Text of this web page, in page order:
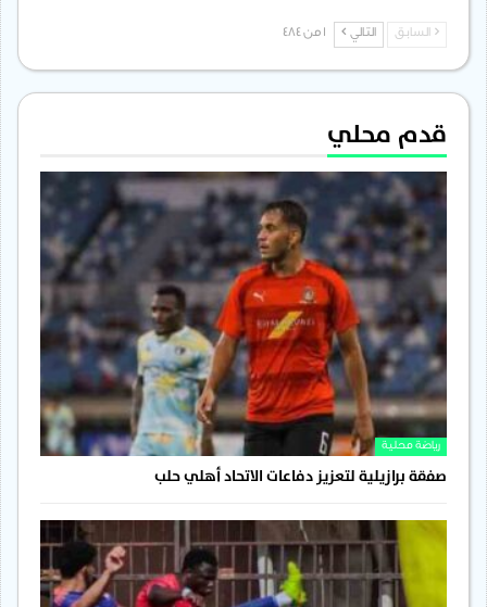
السابق التالي
قدم محلي
رياضة محلية
صفقة برازيلية لتعزيز دفاعات الاتحاد أهلي حلب